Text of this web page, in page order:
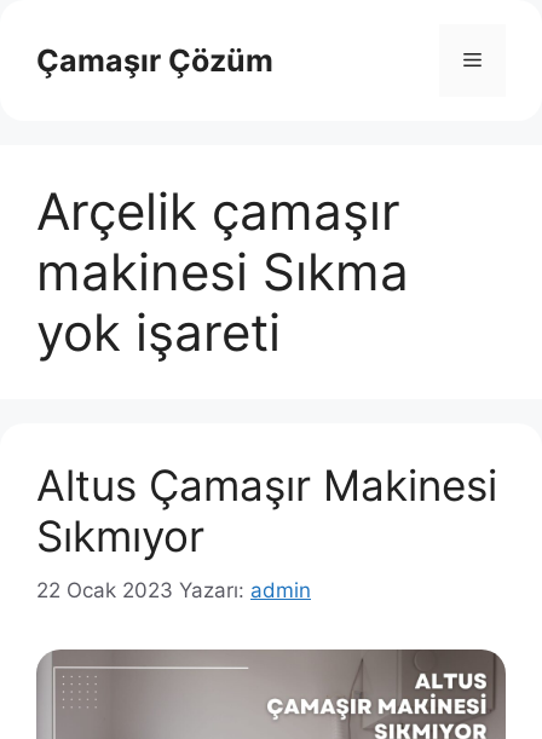
Çamaşır Çözüm Menü
Arçelik çamaşır
makinesi Sıkma
yok işareti
Altus Çamaşır Makinesi
Sıkmıyor
22 Ocak 2023 Yazarı: admin